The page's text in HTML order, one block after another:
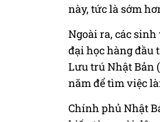
này, tức là sớm
Ngoài ra, các
đại học hàng đầu
Lưu trú Nhật Bản
năm để tìm việc
Chính phủ Nhật